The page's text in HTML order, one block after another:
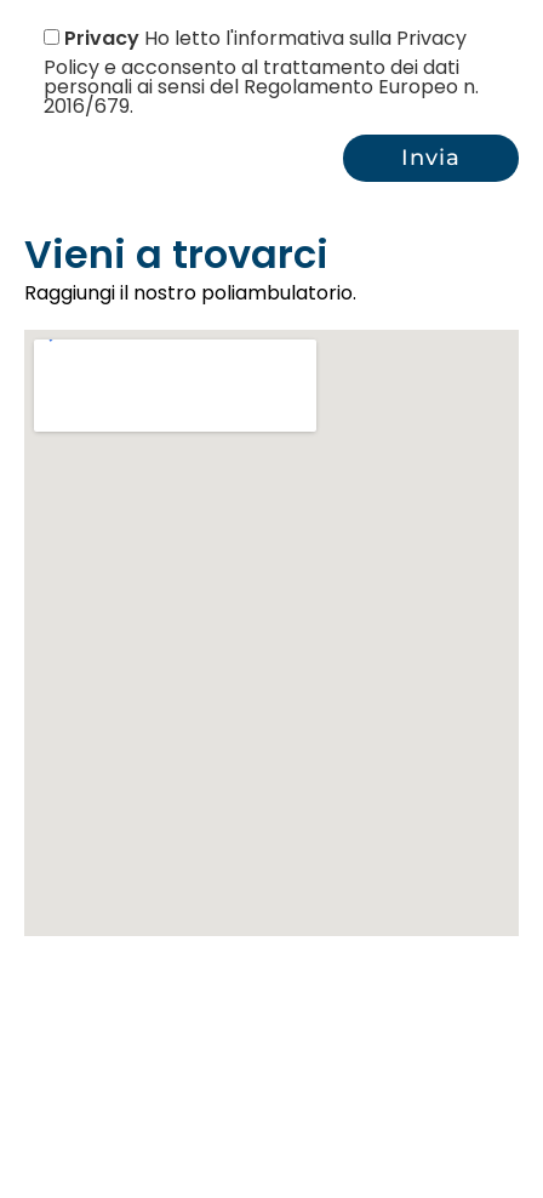
Privacy Ho letto l'informativa sulla Privacy
Policy e acconsento al trattamento dei dati
personali ai sensi del Regolamento Europeo n.
2016/679.
Vieni a trovarci
Raggiungi il nostro poliambulatorio.